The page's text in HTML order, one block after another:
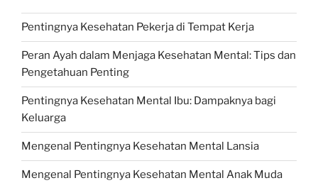
Pentingnya Kesehatan Pekerja di Tempat Kerja
Peran Ayah dalam Menjaga Kesehatan Mental: Tips dan
Pengetahuan Penting
Pentingnya Kesehatan Mental Ibu: Dampaknya bagi
Keluarga
Mengenal Pentingnya Kesehatan Mental Lansia
Mengenal Pentingnya Kesehatan Mental Anak Muda